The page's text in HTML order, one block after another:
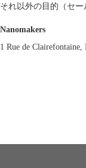
それ以外の目的（セ
Nanomakers
1 Rue de